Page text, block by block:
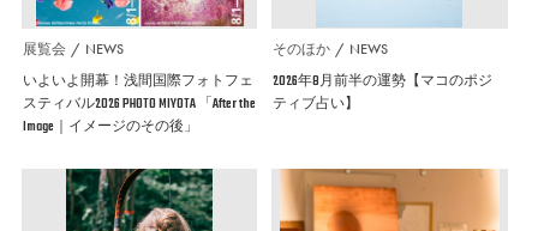
展覧会 NEWS
いよいよ開幕！浅間国際フォトフェ
スティバル2026 PHOTO MIYOTA 「After the
Image｜イメージのその後」
そのほか NEWS
2026年8月前半の運勢【マコのポジ
ティブ占い】